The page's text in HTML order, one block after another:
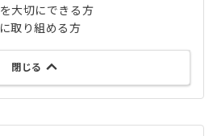
大切にできる方
取り組める方
閉じる